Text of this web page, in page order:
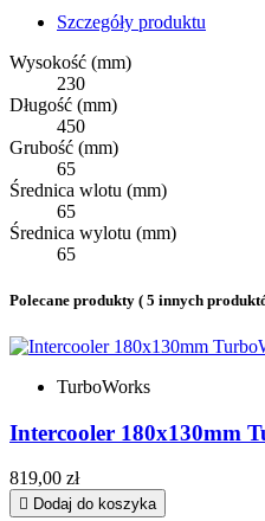
Szczegóły produktu
Wysokość (mm)
230
Długość (mm)
450
Grubość (mm)
65
Średnica wlotu (mm)
65
Średnica wylotu (mm)
65
Polecane produkty ( 5 innych
TurboWorks
Intercooler 180x130mm
Cena
819,00 zł
 Dodaj do koszyka